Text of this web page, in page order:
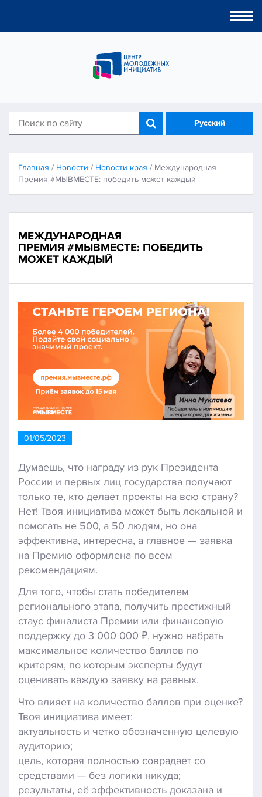
Русский
Главная / Новости / Новости края / Международная
Премия #МЫВМЕСТЕ: победить может каждый
МЕЖДУНАРОДНАЯ
ПРЕМИЯ #МЫВМЕСТЕ: ПОБЕДИТЬ
МОЖЕТ КАЖДЫЙ
01/05/2023
Думаешь, что награду из рук Президента
России и первых лиц государства получают
только те, кто делает проекты на всю страну?
Нет! Твоя инициатива может быть локальной и
помогать не 500, а 50 людям, но она
эффективна, интересна, а главное — заявка
на Премию оформлена по всем
рекомендациям.
Для того, чтобы стать победителем
регионального этапа, получить престижный
стаус финалиста Премии или финансовую
поддержку до 3 000 000 ₽, нужно набрать
максимальное количество баллов по
критерям, по которым эксперты будут
оценивать каждую заявку на равных.
Что влияет на количество баллов при оценке?
Твоя инициатива имеет:
актуальность и четко обозначенную целевую
аудиторию;
цель, которая полностью соврадает со
средствами — без логики никуда;
результаты, её эффективность доказана и